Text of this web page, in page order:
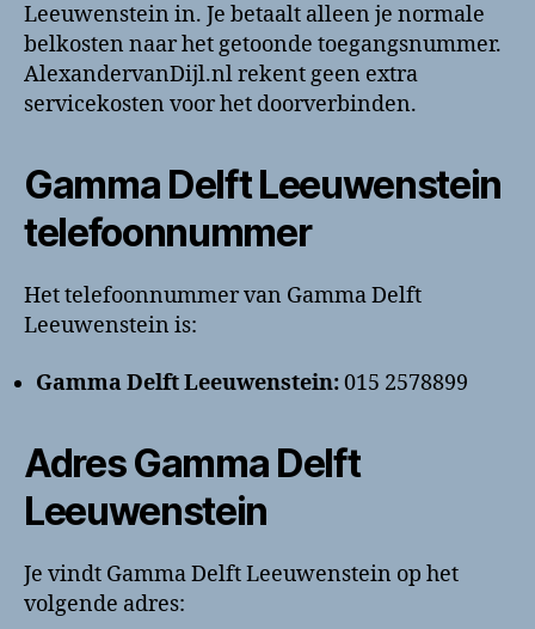
Leeuwenstein in. Je betaalt alleen je normale
belkosten naar het getoonde toegangsnummer.
AlexandervanDijl.nl rekent geen extra
servicekosten voor het doorverbinden.
Gamma Delft Leeuwenstein
telefoonnummer
Het telefoonnummer van Gamma Delft
Leeuwenstein is:
Gamma Delft Leeuwenstein:015 2578899
Adres Gamma Delft
Leeuwenstein
Je vindt Gamma Delft Leeuwenstein op het
volgende adres: